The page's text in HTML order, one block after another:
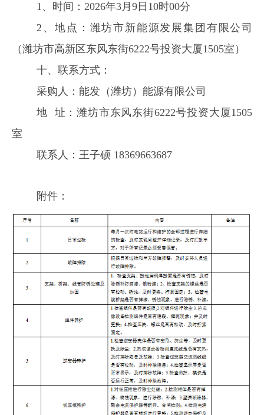
1、时间：2026年3月9 日 10时00分
2 、地点：潍坊市新能源发展集团有限公司
（潍坊市高新区东风东街6222号投资大厦1505室）
十、联系方式 ：
采购人：能发（潍坊）能源有限公司
地
址：潍坊市东风东街6222号投资大厦1505
室
联系人：王子硕 18369663687
附件：